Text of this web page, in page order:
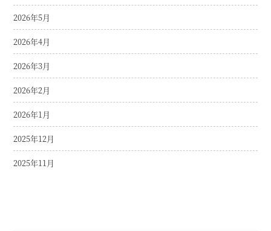
2026年5月
2026年4月
2026年3月
2026年2月
2026年1月
2025年12月
2025年11月